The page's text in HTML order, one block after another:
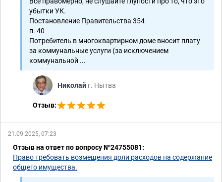
убытки УК.
Постановление Правительства 354
п. 40
Потребитель в многоквартирном доме вносит плату
за коммунальные услуги (за исключением
коммунальной ...
Николай г. Нытва
Отзыв:
21.09.2025, 07:23
Отзыв на ответ по вопросу №24755081:
Право требовать возмещения доли расходов на содержание
общего имущества.